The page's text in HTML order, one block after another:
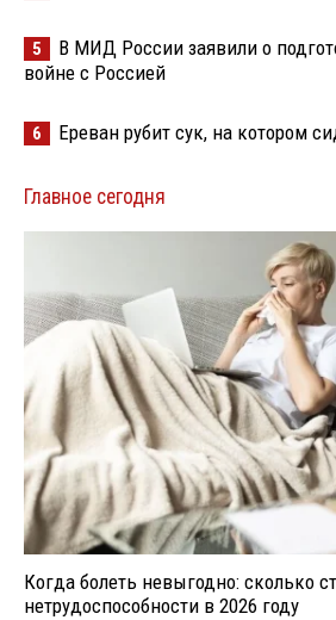
5
В МИД России заявили о
войне с Россией
6 Ереван рубит сук, на котором
Главное сегодня
Когда болеть невыгодно: сколько
нетрудоспособности в 2026 году